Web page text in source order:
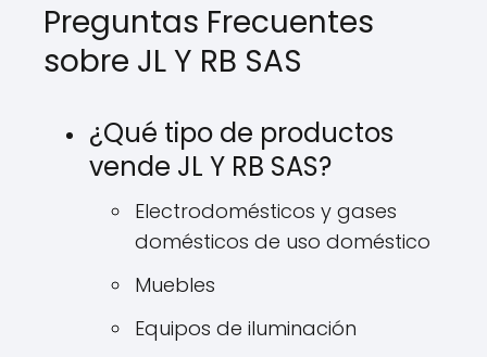
Preguntas Frecuentes
sobre JL Y RB SAS
¿Qué tipo de productos
vende JL Y RB SAS?
Electrodomésticos y gases
domésticos de uso doméstico
Muebles
Equipos de iluminación